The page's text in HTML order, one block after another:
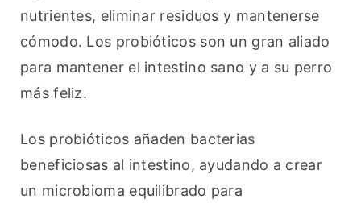
nutrientes, eliminar residuos y mantenerse
cómodo. Los probióticos son un gran aliado
para mantener el intestino sano y a su perro
más feliz.
Los probióticos añaden bacterias
beneficiosas al intestino, ayudando a crear
un microbioma equilibrado para